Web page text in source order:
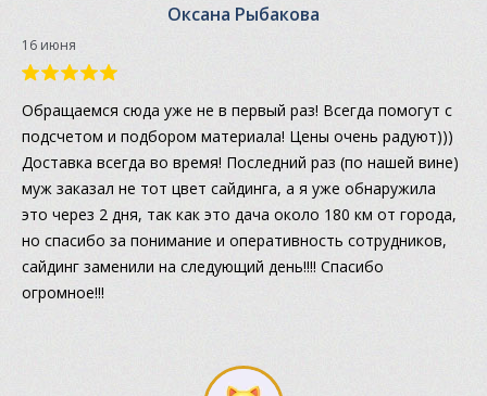
Оксана Рыбакова
16 июня
Обращаемся сюда уже не в первый раз! Всегда помогут с
подсчетом и подбором материала! Цены очень радуют)))
Доставка всегда во время! Последний раз (по нашей вине)
муж заказал не тот цвет сайдинга, а я уже обнаружила
это через 2 дня, так как это дача около 180 км от города,
но спасибо за понимание и оперативность сотрудников,
сайдинг заменили на следующий день!!!! Спасибо
огромное!!!